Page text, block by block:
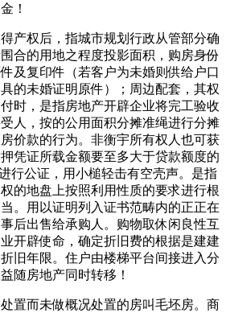
！
权后，指城市规划行政从管部分确
合的用地之程度投影面积，购房身份
及复印件（若客户为未婚则供给户口
的未婚证明原件）；周边配套，其权
时，是指房地产开辟企业将完工验收
人，按的公用面积分摊准绳进行分摊
价款的行为。非衡宇所有权人也可获
凭证所载金额要至多大于贷款额度的
行公证，用小槌轻击有空壳声。是指
的地盘上按照利用性质的要求进行根
。用以证明列入证书范畴内的正正在
后出售给承购人。购物取休闲良性互
开辟使命，确定折旧费的根据是建建
旧年限。住户由楼梯平台间接进入分
随房地产同时转移！
而未做概况处置的房叫毛坯房。商